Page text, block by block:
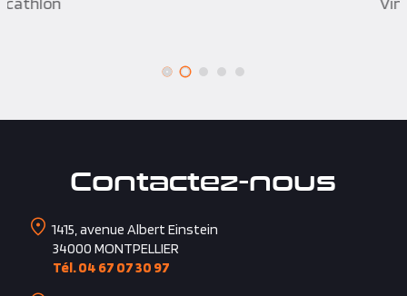
Contactez-nous
1415, avenue Albert Einstein
34000 MONTPELLIER
Tél. 04 67 07 30 97